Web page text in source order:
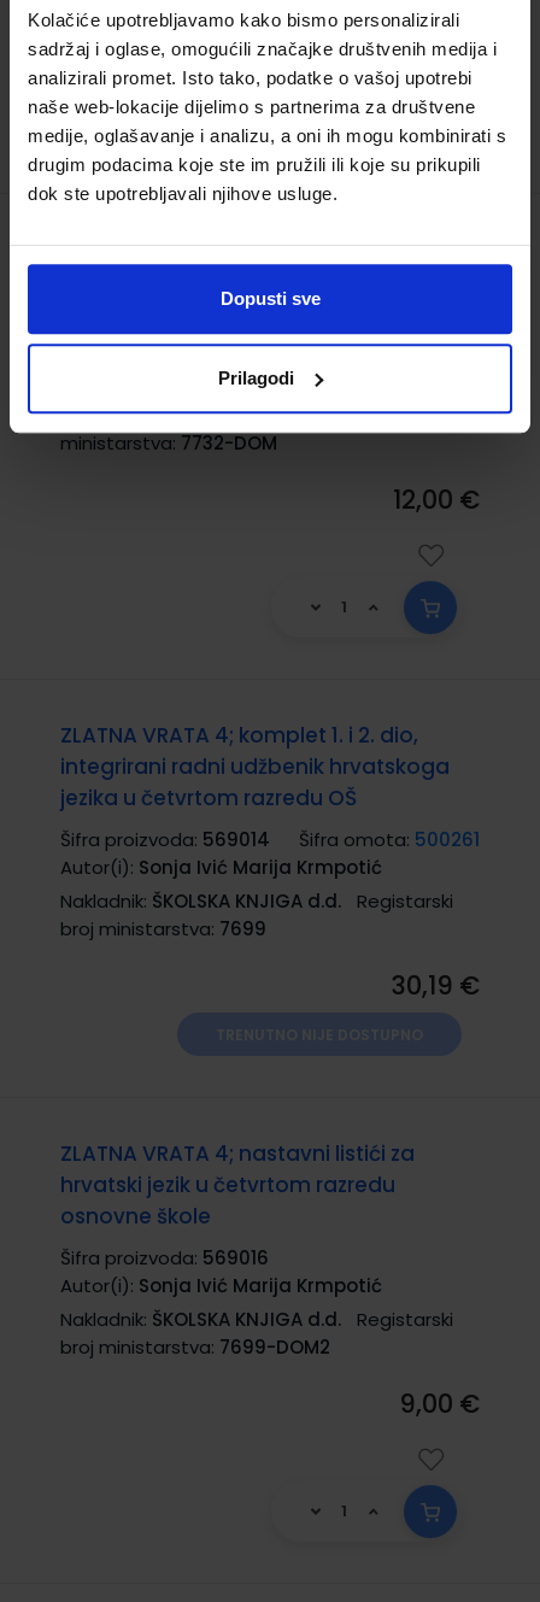
Kolačiće upotrebljavamo kako bismo personalizirali
sadržaj i oglase, omogućili značajke društvenih medija i
analizirali promet. Isto tako, podatke o vašoj upotrebi
naše web-lokacije dijelimo s partnerima za društvene
medije, oglašavanje i analizu, a oni ih mogu kombinirati s
drugim podacima koje ste im pružili ili koje su prikupili
dok ste upotrebljavali njihove usluge.
Dopusti sve
Prilagodi
ministarstva:7733
15,15 €
TRENUTNO NIJE DOSTUPNO
TRAG U PRIČI 4; radna bilježnica
Šifra proizvoda:569746
Nakladnik:PROFIL KLETT d.o.o.
Registarski broj
ministarstva: 7732-DOM
12,00 €
ZLATNA VRATA 4; komplet 1. i 2. dio,
integrirani radni udžbenik hrvatskoga
jezika u četvrtom razredu OŠ
Šifra proizvoda: 569014 Šifra omota: 500261
Autor(i): Sonja Ivić Marija Krmpotić
Nakladnik: ŠKOLSKA KNJIGA d.d.
Registarski
broj ministarstva: 7699
30,19 €
ZLATNA VRATA 4; nastavni listići za
hrvatski jezik u četvrtom razredu
osnovne škole
Šifra proizvoda: 569016
Autor(i): Sonja Ivić Marija Krmpotić
Nakladnik: ŠKOLSKA KNJIGA d.d.
Registarski
broj ministarstva: 7699-DOM2
9,00 €